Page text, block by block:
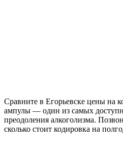
Сравните в Егорьевске цены на
ампулы — один из самых
преодоления алкоголизма.
сколько стоит кодировка на